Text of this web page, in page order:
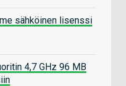
sähköinen lisenssi
4,7 GHz 96 MB